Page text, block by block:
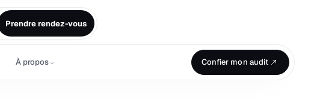
Prendre rendez-vous
À propos⌄ Confier mon audit